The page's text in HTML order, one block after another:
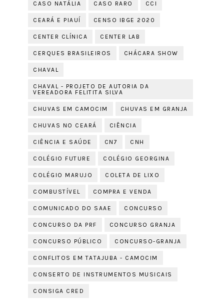
CASO NATÁLIA CASO RARO CCI
CEARÁ E PIAUÍ CENSO IBGE 2020
CENTER CLÍNICA CENTER LAB
CERQUES BRASILEIROS CHÁCARA SHOW
CHAVAL
CHAVAL - PROJETO DE AUTORIA DA
VEREADORA FELITITA SILVA
CHUVAS EM CAMOCIM CHUVAS EM GRANJA
CHUVAS NO CEARÁ CIÊNCIA
CIÊNCIA E SAÚDE CN7 CNH
COLÉGIO FUTURE COLÉGIO GEORGINA
COLÉGIO MARUJO COLETA DE LIXO
COMBUSTÍVEL COMPRA E VENDA
COMUNICADO DO SAAE CONCURSO
CONCURSO DA PRF CONCURSO GRANJA
CONCURSO PÚBLICO CONCURSO-GRANJA
CONFLITOS EM TATAJUBA - CAMOCIM
CONSERTO DE INSTRUMENTOS MUSICAIS
CONSIGA CRED